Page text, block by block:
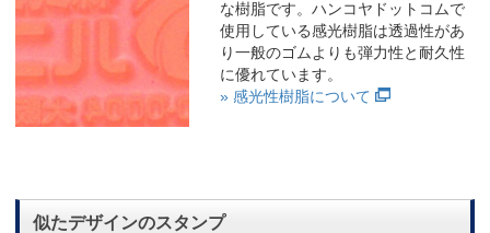
な樹脂です。ハンコヤドットコムで
使用している感光樹脂は透過性があ
り一般のゴムよりも弾力性と耐久性
に優れています。
» 感光性樹脂について
似たデザインのスタンプ